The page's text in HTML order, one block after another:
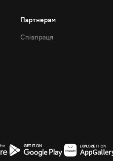
Партнерам
Співпраця